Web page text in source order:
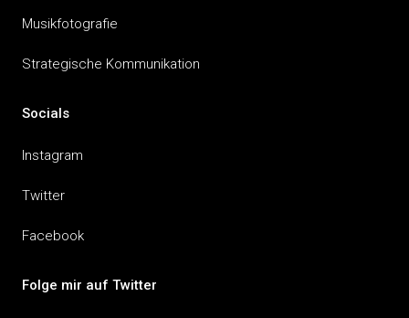
Musikfotografie
Strategische Kommunikation
Socials
Instagram
Twitter
Facebook
Folge mir auf Twitter